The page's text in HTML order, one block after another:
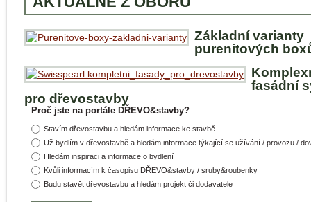
Základní varianty
purenitových
fasádní
pro dřevostavby
Proč jste na portále DŘEVO&stavby?
Stavím dřevostavbu a hledám informace ke stavbě
Už bydlím v dřevostavbě a hledám informace týkající se užívání / provozu /
Hledám inspiraci a informace o bydlení
Kvůli informacím k časopisu DŘEVO&stavby / sruby&roubenky
Budu stavět dřevostavbu a hledám projekt či dodavatele